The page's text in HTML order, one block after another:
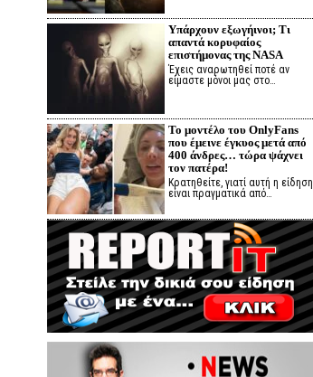
Υπάρχουν εξωγήινοι; Τι
απαντά κορυφαίος
επιστήμονας της NASA
Έχεις αναρωτηθεί ποτέ αν
είμαστε μόνοι μας στο…
Το μοντέλο του OnlyFans
που έμεινε έγκυος μετά από
400 άνδρες… τώρα ψάχνει
τον πατέρα!
Κρατηθείτε, γιατί αυτή η είδηση
είναι πραγματικά από…